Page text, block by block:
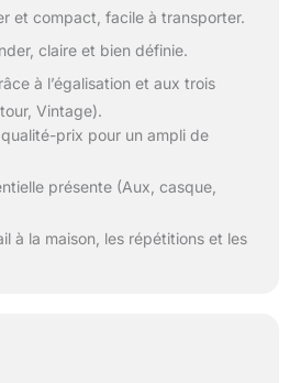
et compact, facile à transporter.
claire et bien définie.
à l’égalisation et aux trois
Vintage).
prix pour un ampli de
présente (Aux, casque,
à la maison, les répétitions et les